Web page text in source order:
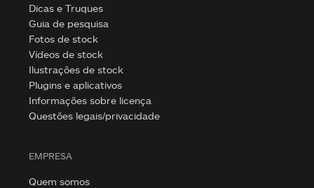
Dicas e Truques
Guia de pesquisa
Fotos de stock
Vídeos de stock
Ilustrações de stock
Plugins e aplicativos
Informações sobre licença
Questões legais/privacidade
EMPRESA
Quem somos